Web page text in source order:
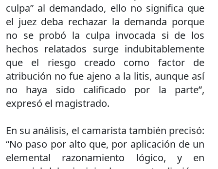
culpa” al demandado, ello no significa que
el juez deba rechazar la demanda porque
no se probó la culpa invocada si de los
hechos relatados surge indubitablemente
que el riesgo creado como factor de
atribución no fue ajeno a la litis, aunque así
no haya sido calificado por la parte”,
expresó el magistrado.
En su análisis, el camarista también precisó:
“No paso por alto que, por aplicación de un
elemental razonamiento lógico, y en